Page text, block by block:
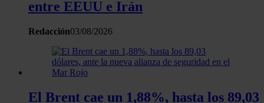
entre EEUU e Irán
Redacción03/08/2026
El Brent cae un 1,88%, hasta los 89,03